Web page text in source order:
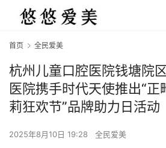
首页 全民爱美
杭州儿童口腔医院钱塘院
医院携手时代天使推出“正
莉狂欢节”品牌助力日活动
2025年8月10日 19:28 全民爱美